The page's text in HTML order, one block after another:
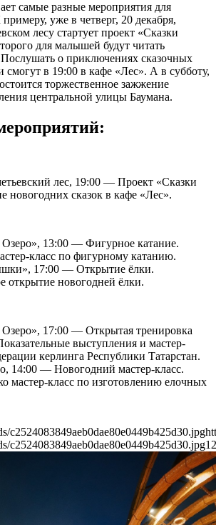
самые разные мероприятия для
уже в четверг, 20 декабря,
лесу стартует проект «Сказки
для малышей будут читать
о приключениях сказочных
в 19:00 в кафе «Лес». А в субботу,
торжественное зажжение
центральной улицы Баумана.
лес, 19:00 — Проект «Сказки
новогодних сказок в кафе «Лес».
13:00 — Фигурное катание.
класс по фигурному катанию.
17:00 — Открытие ёлки.
открытие новогодней ёлки.
17:00 — Открытая тренировка
выступления и мастер-
керлинга Республики Татарстан.
14:00 — Новогодний мастер-класс.
мастер-класс по изготовлению елочных
c2524083849aeb0dae80e0449b425d30.jpg
c2524083849aeb0dae80e0449b425d30.jpg